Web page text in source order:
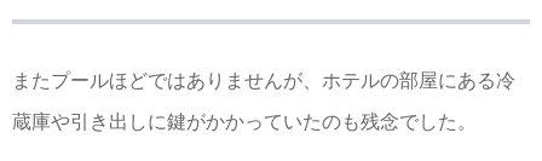
またプールほどではありませんが、ホテルの部屋にある冷
蔵庫や引き出しに鍵がかかっていたのも残念でした。